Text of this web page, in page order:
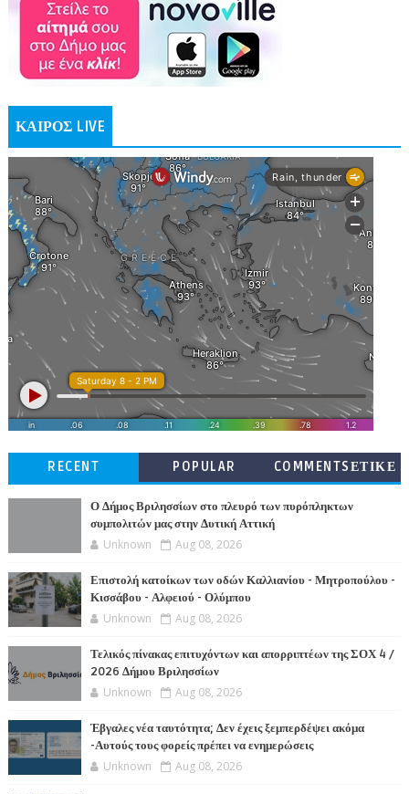
ΚΑΙΡΟΣ LIVE
RECENT POPULAR
COMMENTSΕΤΙΚΕ
Ο Δήμος Βριλησσίων στο πλευρό των πυρόπληκτων
συμπολιτών μας στην Δυτική Αττική
Unknown Aug 08, 2026
Επιστολή κατοίκων των οδών Καλλιανίου - Μητροπούλου -
Κισσάβου - Αλφειού - Ολύμπου
Unknown Aug 08, 2026
Τελικός πίνακας επιτυχόντων και απορριπτέων της ΣΟΧ 4 /
2026 Δήμου Βριλησσίων
Unknown Aug 08, 2026
Έβγαλες νέα ταυτότητα; Δεν έχεις ξεμπερδέψει ακόμα
-Αυτούς τους φορείς πρέπει να ενημερώσεις
Unknown Aug 08, 2026